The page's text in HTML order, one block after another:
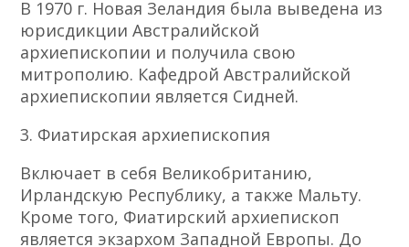
В 1970 г. Новая Зеландия была выведена из
юрисдикции Австралийской
архиепископии и получила свою
митрополию. Кафедрой Австралийской
архиепископии является Сидней.
3. Фиатирская архиепископия
Включает в себя Великобританию,
Ирландскую Республику, а также Мальту.
Кроме того, Фиатирский архиепископ
является экзархом Западной Европы. До